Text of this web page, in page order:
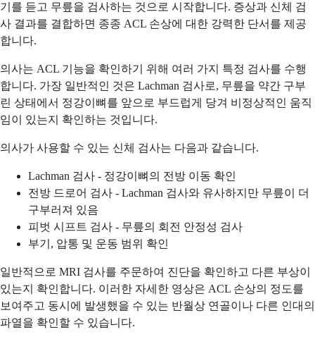
기를 듣고 무릎을 검사하는 것으로 시작합니다. 증상과 신체 검
사 결과를 결합하면 종종 ACL 손상에 대한 강력한 단서를 제공
합니다.
의사는 ACL 기능을 확인하기 위해 여러 가지 특정 검사를 수행
합니다. 가장 일반적인 것은 Lachman 검사로, 무릎을 약간 구부
린 상태에서 정강이뼈를 앞으로 부드럽게 당겨 비정상적인 움직
임이 있는지 확인하는 것입니다.
의사가 사용할 수 있는 신체 검사는 다음과 같습니다.
Lachman 검사 - 정강이뼈의 전방 이동 확인
전방 드로어 검사 - Lachman 검사와 유사하지만 무릎이 더
구부러져 있음
피벗 시프트 검사 - 무릎의 회전 안정성 검사
부기, 압통 및 운동 범위 확인
일반적으로 MRI 검사를 주문하여 진단을 확인하고 다른 부상이
있는지 확인합니다. 이러한 자세한 영상은 ACL 손상의 정도를
보여주고 동시에 발생했을 수 있는 반월상 연골이나 다른 인대의
파열을 확인할 수 있습니다.